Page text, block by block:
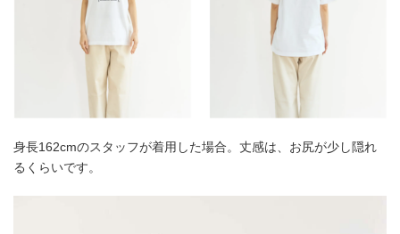
身長162cmのスタッフが着用した場合。丈感は、お尻が少し隠れ
るくらいです。